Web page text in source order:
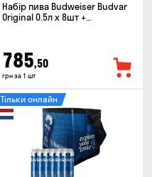
Набір пива Budweiser Budvar
Original 0.5л х 8шт +
785,50
грн за 1 шт
Тільки онлайн